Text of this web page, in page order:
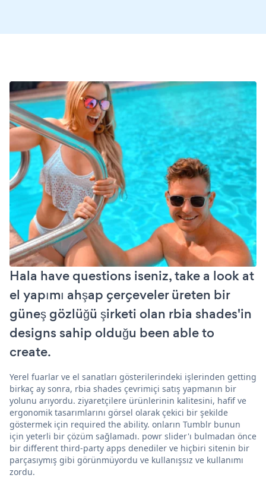
Hala have questions iseniz, take a look at
el yapımı ahşap çerçeveler üreten bir
güneş gözlüğü şirketi olan rbia shades'in
designs sahip olduğu been able to
create.
Yerel fuarlar ve el sanatları gösterilerindeki işlerinden getting
birkaç ay sonra, rbia shades çevrimiçi satış yapmanın bir
yolunu arıyordu. ziyaretçilere ürünlerinin kalitesini, hafif ve
ergonomik tasarımlarını görsel olarak çekici bir şekilde
göstermek için required the ability. onların Tumblr bunun
için yeterli bir çözüm sağlamadı. powr slider'ı bulmadan önce
bir different third-party apps denediler ve hiçbiri sitenin bir
parçasıymış gibi görünmüyordu ve kullanışsız ve kullanımı
zordu.